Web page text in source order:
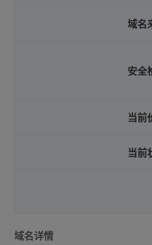
域名
安全
当前
当前
域名详情